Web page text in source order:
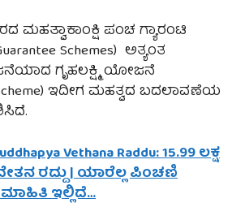
ಮಹತ್ವಾಕಾಂಕ್ಷಿ ಪಂಚ ಗ್ಯಾರಂಟಿ
Schemes) ಅತ್ಯಂತ
ಗೃಹಲಕ್ಷ್ಮಿ ಯೋಜನೆ
Scheme) ಇದೀಗ ಮಹತ್ವದ ಬದಲಾವಣೆಯ
Vethana Raddu: 15.99 ಲಕ್ಷ
ರದ್ದು | ಯಾರೆಲ್ಲ ಪಿಂಚಣಿ
ಮಾಹಿತಿ ಇಲ್ಲಿದೆ…